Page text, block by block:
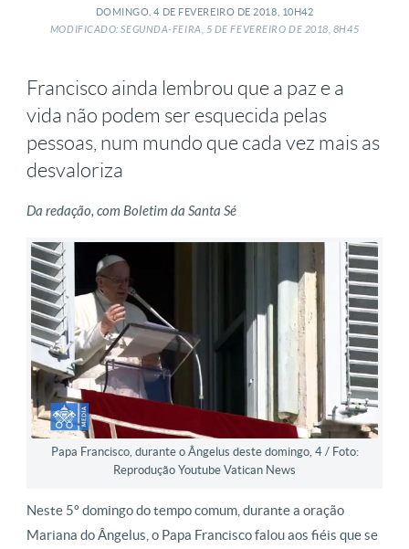
DOMINGO, 4 DE FEVEREIRO DE 2018, 10H42
MODIFICADO: SEGUNDA-FEIRA, 5 DEFEVEREIRO DE 2018, 8H45
Francisco ainda lembrou que a paz e a
vida não podem ser esquecida pelas
pessoas, num mundo que cada vez mais as
desvaloriza
Da redação, com Boletim da Santa Sé
Papa Francisco, durante o Ângelus deste domingo, 4 / Foto:
Reprodução Youtube Vatican News
Neste 5º domingo do tempo comum, durante a oração
Mariana do Ângelus, o Papa Francisco falou aos fiéis que se